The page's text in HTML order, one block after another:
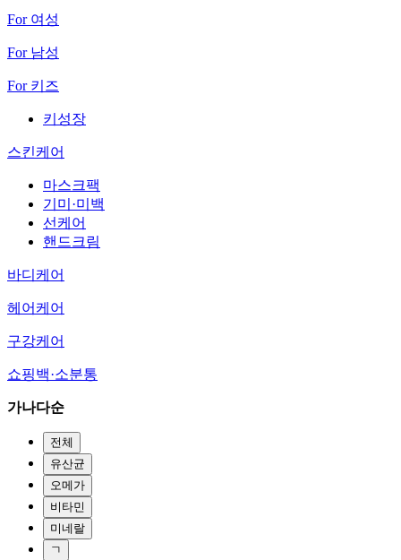
For 여성
For 남성
For 키즈
키성장
스킨케어
마스크팩
기미·미백
선케어
핸드크림
바디케어
헤어케어
구강케어
쇼핑백·소분통
가나다순
전체
유산균
오메가
비타민
미네랄
ㄱ